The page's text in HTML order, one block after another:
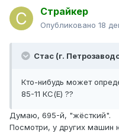
Страйкер
Опубликовано 18
Стас (г.
Кто-нибудь может
85-11 КС(Е) ??
Думаю, 695-й, "жёсткий".
Посмотри, у других машин